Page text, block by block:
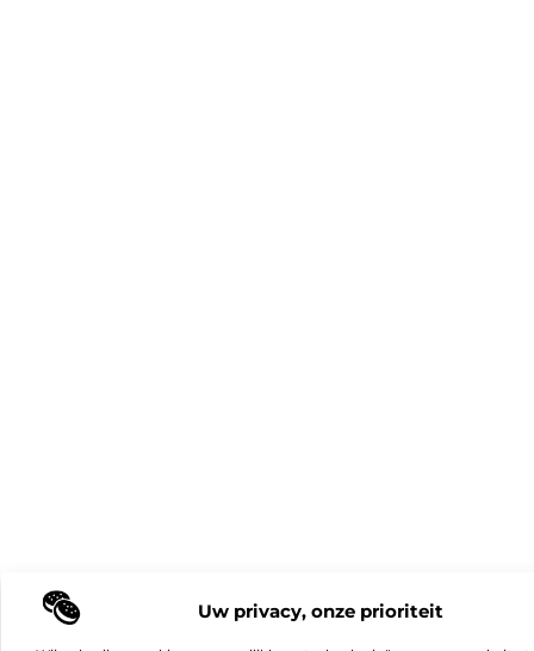
Uw privacy, onze prioriteit